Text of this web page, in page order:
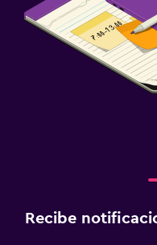
Recibe